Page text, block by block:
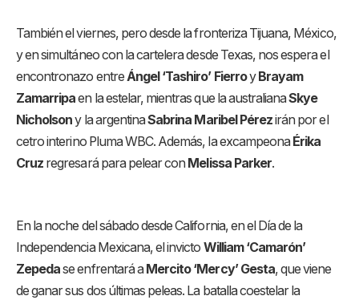
También el viernes, pero desde la fronteriza Tijuana, México,
y en simultáneo con la cartelera desde Texas, nos espera el
encontronazo entre Ángel ‘Tashiro’ FierroyBrayam
Zamarripaen la estelar, mientras que la australianaSkye
Nicholsony la argentinaSabrina Maribel Pérezirán por el
cetro interino Pluma WBC. Además, la excampeona Érika
Cruz regresará para pelear con Melissa Parker.
En la noche del sábado desde California, en el Día de la
Independencia Mexicana, el invicto William ‘Camarón’
Zepedase enfrentará a Mercito ‘Mercy’ Gesta, que viene
de ganar sus dos últimas peleas. La batalla coestelar la